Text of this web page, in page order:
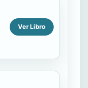
Ver Libro